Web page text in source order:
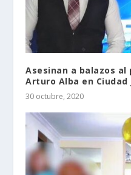
Asesinan a balazos
Arturo Alba en Ciudad
30 octubre, 2020